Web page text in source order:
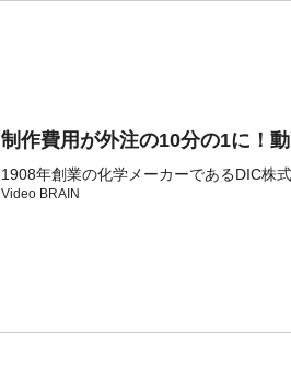
制作費用が外注の10分の1に！
1908年創業の化学メーカーであるDIC株
Video BRAIN